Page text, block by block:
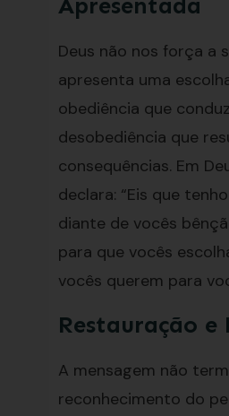
Apresentada
Deus não nos força a
apresenta uma
obediência que
desobediência que
consequências. Em
declara: “Eis que
diante de vocês
para que vocês
vocês querem para
Restauração e
A mensagem não
reconhecimento do